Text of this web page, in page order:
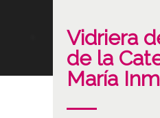
Vidriera
de la
María